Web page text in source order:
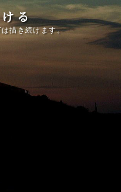
け る
描き続けます。